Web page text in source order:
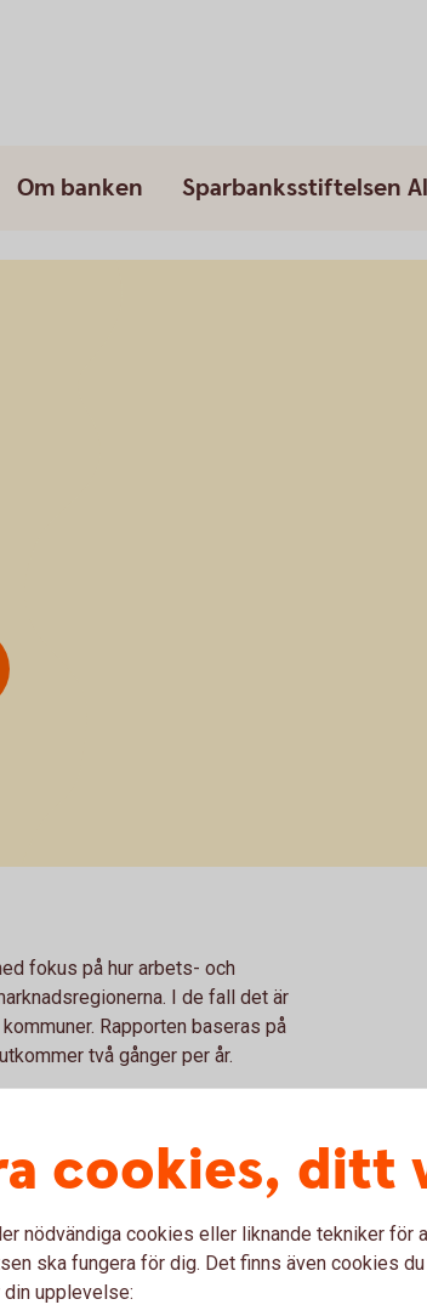
Om banken Sparbanksstiftelsen
fokus på hur arbets- och
I de fall det är
Rapporten baseras på
två gånger per år.
Bankens
Sverige,
cookies, ditt
nödvändiga cookies eller liknande tekniker för
ska fungera för dig. Det finns även cookies
upplevelse: